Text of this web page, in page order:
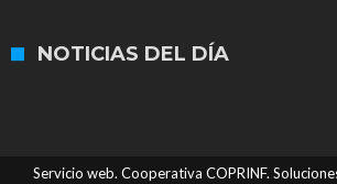
NOTICIAS DEL DÍA
Servicio web. Cooperativa COPRINF.